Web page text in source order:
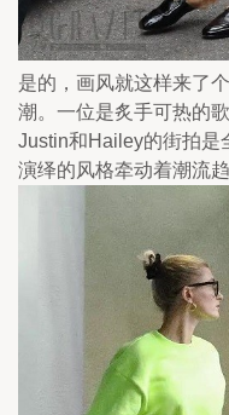
是的，画风就这样来了
潮。一位是炙手可热的
Justin和Hailey的街拍是
演绎的风格牵动着潮流趋